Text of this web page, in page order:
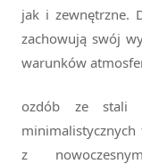
jak i zewnętrzne.
zachowują swój
warunków
ozdób ze stali
z